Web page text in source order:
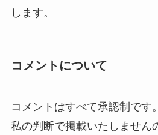
します。
コメントについて
コメントはすべて承認制です
私の判断で掲載いたしません